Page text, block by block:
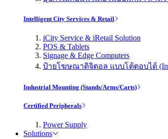
Intelligent City Services & Retail
iCity Service & iRetail Solution
POS & Tablets
Signage & Edge Computers
ป้ายโฆษณาดิจิตอล แบบโต้ตอบได้
Industrial Mounting (Stands/Arms/Carts)
Certified Peripherals
Power Supply
Solutions